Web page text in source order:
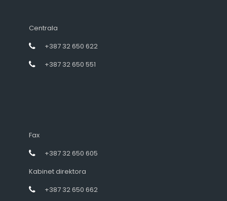
Centrala
+387 32 650 622
+387 32 650 551
Fax
+387 32 650 605
Kabinet direktora
+387 32 650 662